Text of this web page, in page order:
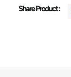
Share Product :